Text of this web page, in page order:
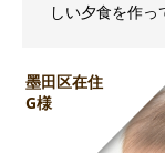
しい夕食を作っ
墨田区在住
G様